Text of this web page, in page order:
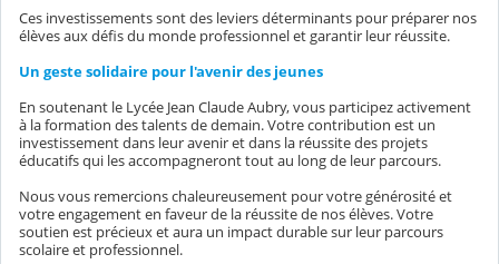
Ces investissements sont des leviers déterminants pour préparer nos
élèves aux défis du monde professionnel et garantir leur réussite.
Un geste solidaire pour l'avenir des jeunes
En soutenant le Lycée Jean Claude Aubry, vous participez activement
à la formation des talents de demain. Votre contribution est un
investissement dans leur avenir et dans la réussite des projets
éducatifs qui les accompagneront tout au long de leur parcours.
Nous vous remercions chaleureusement pour votre générosité et
votre engagement en faveur de la réussite de nos élèves. Votre
soutien est précieux et aura un impact durable sur leur parcours
scolaire et professionnel.